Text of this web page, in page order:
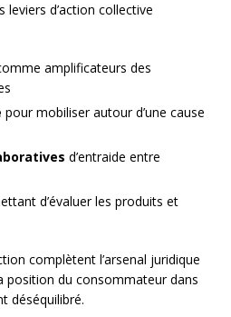
d’action collective
amplificateurs des
pour mobiliser autour d’une cause
d’entraide entre
d’évaluer les produits et
complètent l’arsenal juridique
du consommateur dans
déséquilibré.